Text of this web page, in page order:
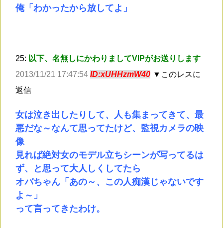
俺「わかったから放してよ」
25: 以下、名無しにかわりましてVIPがお送りします
2013/11/21 17:47:54 ID:xUHHzmW40 ▼このレスに
返信
女は泣き出したりして、人も集まってきて、最
悪だな～なんて思ってたけど、監視カメラの映
像
見れば絶対女のモデル立ちシーンが写ってるは
ず、と思って大人しくしてたら
オバちゃん「あの～、この人痴漢じゃないです
よ～」
って言ってきたわけ。